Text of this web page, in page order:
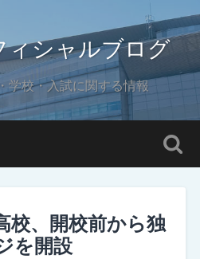
シャルブログ
学校・入試に関する情報
校、開校前から独
を開設